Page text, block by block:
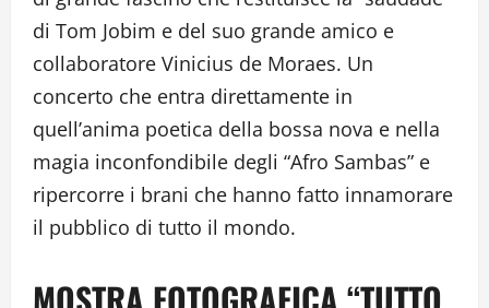
di Tom Jobim e del suo grande amico e
collaboratore Vinicius de Moraes. Un
concerto che entra direttamente in
quell’anima poetica della bossa nova e nella
magia inconfondibile degli “Afro Sambas” e
ripercorre i brani che hanno fatto innamorare
il pubblico di tutto il mondo.